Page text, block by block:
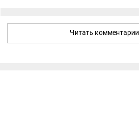
Читать комментарии